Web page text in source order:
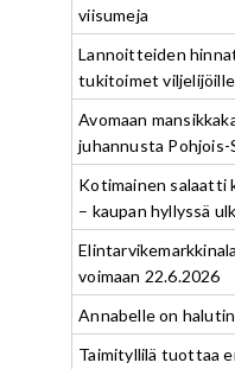
viisumeja
Lannoitteiden
tukitoimet viljelijöille
Avomaan
juhannusta Pohjois-
Kotimainen salaatti
– kaupan hyllyssä
voimaan 22.6.2026
Annabelle on
Taimityllilä tuottaa